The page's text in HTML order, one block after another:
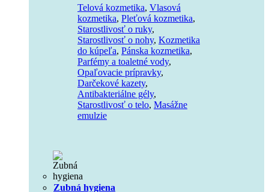
Telová kozmetika, Vlasová
kozmetika, Pleťová kozmetika,
Starostlivosť o ruky,
Starostlivosť o nohy, Kozmetika
do kúpeľa, Pánska kozmetika,
Parfémy a toaletné vody,
Opaľovacie prípravky,
Darčekové kazety,
Antibakteriálne gély,
Starostlivosť o telo, Masážne
emulzie
Zubná hygiena